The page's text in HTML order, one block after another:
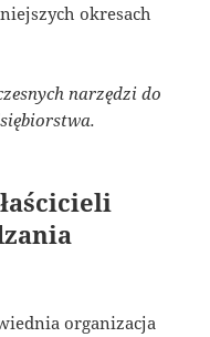
okresach
narzędzi do
organizacja